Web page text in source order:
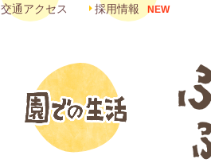
交通アクセス 採用情報 NEW